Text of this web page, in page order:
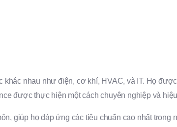
nhau như điện, cơ khí, HVAC, và IT. Họ
được thực hiện một cách chuyên nghiệp và
giúp họ đáp ứng các tiêu chuẩn cao nhất trong